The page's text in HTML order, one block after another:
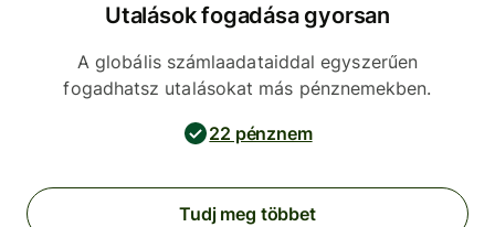
Utalások fogadása gyorsan
A globális számlaadataiddal egyszerűen
fogadhatsz utalásokat más pénznemekben.
22 pénznem
Tudj meg többet